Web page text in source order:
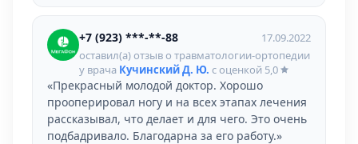
+7 (923) ***-**-88
17.09.2022
оставил(а) отзыв о травматологии-ортопедии
у врача Кучинский Д. Ю. с оценкой 5,0
«Прекрасный молодой доктор. Хорошо
прооперировал ногу и на всех этапах лечения
рассказывал, что делает и для чего. Это очень
подбадривало. Благодарна за его работу.»